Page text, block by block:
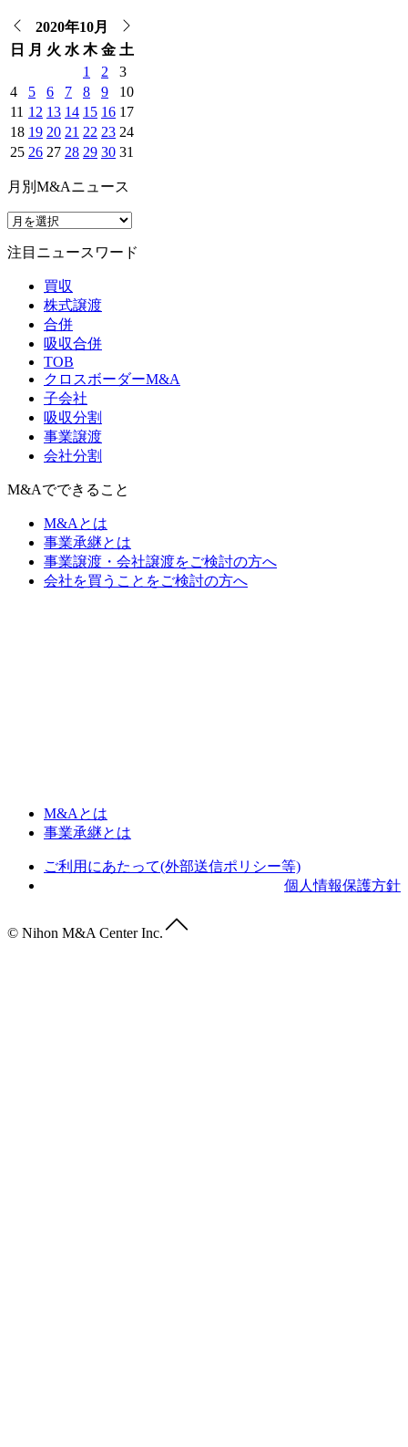
2020年10月
日
月 火 水 木 金 土
1
2
3
4
5 6 7 8 9
10
11 12 13 14 15 16 17
18 19 20 21 22 23 24
25 26 27 28 29 30 31
月別M&Aニュース
注目ニュースワード
買収
株式譲渡
合併
吸収合併
TOB
クロスボーダーM&A
子会社
吸収分割
事業譲渡
会社分割
M&Aでできること
M&Aとは
事業承継とは
事業譲渡・会社譲渡をご検討の方へ
会社を買うことをご検討の方へ
M&Aとは
事業承継とは
ご利用にあたって(外部送信ポリシー等)
個人情報保護方針
© Nihon M&A Center Inc.